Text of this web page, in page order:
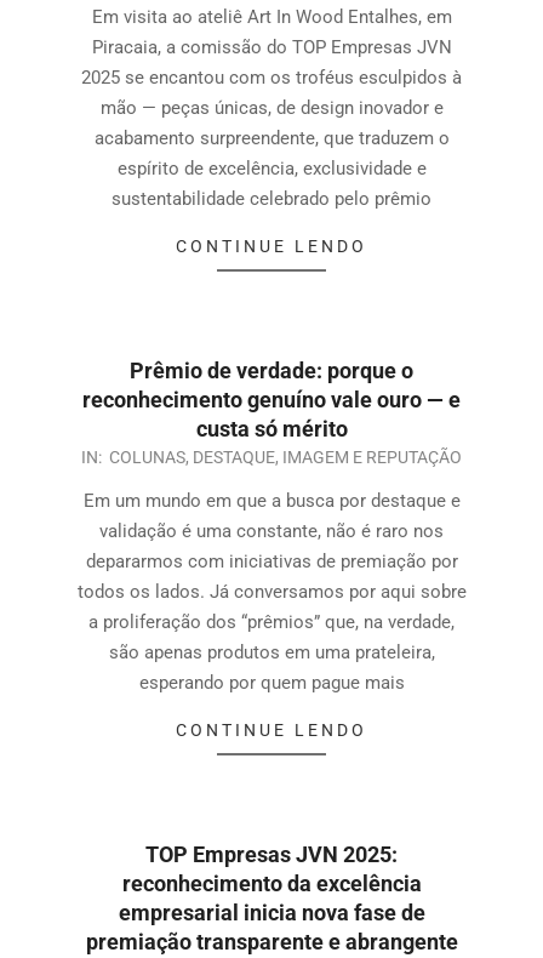
Em visita ao ateliê Art In Wood Entalhes, em
Piracaia, a comissão do TOP Empresas JVN
2025 se encantou com os troféus esculpidos à
mão — peças únicas, de design inovador e
acabamento surpreendente, que traduzem o
espírito de excelência, exclusividade e
sustentabilidade celebrado pelo prêmio
CONTINUE LENDO
Prêmio de verdade: porque o
reconhecimento genuíno vale ouro — e
custa só mérito
IN: COLUNAS, DESTAQUE, IMAGEM E REPUTAÇÃO
Em um mundo em que a busca por destaque e
validação é uma constante, não é raro nos
depararmos com iniciativas de premiação por
todos os lados. Já conversamos por aqui sobre
a proliferação dos “prêmios” que, na verdade,
são apenas produtos em uma prateleira,
esperando por quem pague mais
CONTINUE LENDO
TOP Empresas JVN 2025:
reconhecimento da excelência
empresarial inicia nova fase de
premiação transparente e abrangente